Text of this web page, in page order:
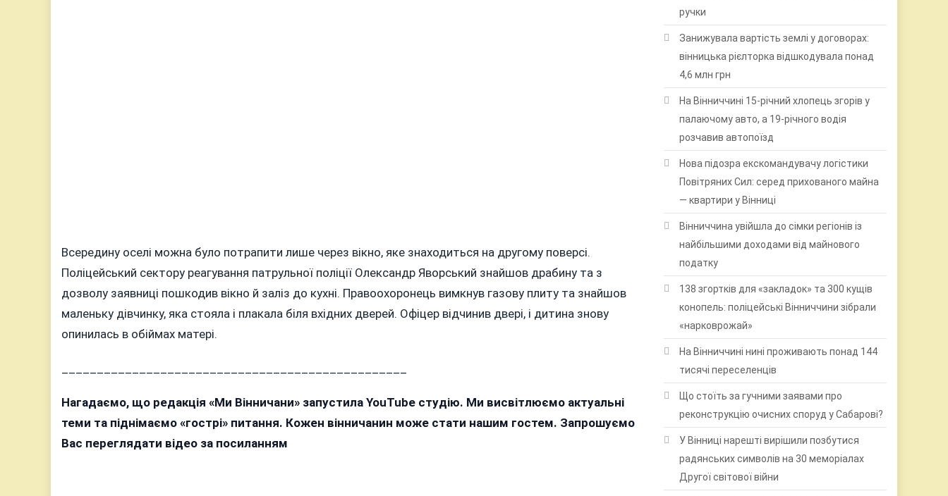
Всередину оселі можна було потрапити лише через вікно, яке знаходиться на другому поверсі.
Поліцейський сектору реагування патрульної поліції Олександр Яворський знайшов драбину та з
дозволу заявниці пошкодив вікно й заліз до кухні. Правоохоронець вимкнув газову плиту та знайшов
маленьку дівчинку, яка стояла і плакала біля вхідних дверей. Офіцер відчинив двері, і дитина знову
опинилась в обіймах матері.
Нагадаємо, що редакція «Ми Вінничани» запустила YouTube студію. Ми висвітлюємо актуальні
теми та піднімаємо «гострі» питання. Кожен вінничанин може стати нашим гостем. Запрошуємо
Вас переглядати відео за посиланням
ручки
Занижувала вартість землі у договорах:
вінницька рієлторка відшкодувала понад
4,6 млн грн
На Вінниччині 15-річний хлопець згорів у
палаючому авто, а 19-річного водія
розчавив автопоїзд
Нова підозра екскомандувачу логістики
Повітряних Сил: серед прихованого майна
— квартири у Вінниці
Вінниччина увійшла до сімки регіонів із
найбільшими доходами від майнового
податку
138 згортків для «закладок» та 300 кущів
конопель: поліцейські Вінниччини зібрали
«нарковрожай»
На Вінниччині нині проживають понад 144
тисячі переселенців
Що стоїть за гучними заявами про
реконструкцію очисних споруд у Сабарові?
У Вінниці нарешті вирішили позбутися
радянських символів на 30 меморіалах
Другої світової війни